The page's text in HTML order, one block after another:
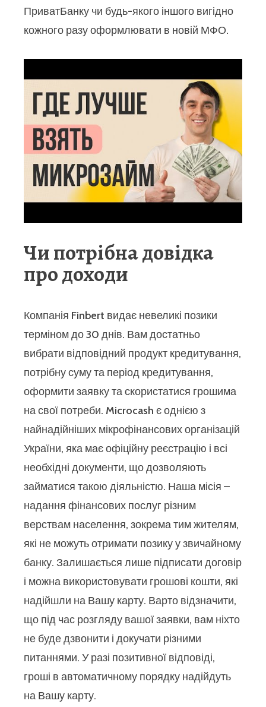
ПриватБанку чи будь-якого іншого вигідно
кожного разу оформлювати в новій МФО.
Чи потрібна довідка
про доходи
Компанія Finbert видає невеликі позики
терміном до 30 днів. Вам достатньо
вибрати відповідний продукт кредитування,
потрібну суму та період кредитування,
оформити заявку та скористатися грошима
на свої потреби. Microcash є однією з
найнадійніших мікрофінансових організацій
України, яка має офіційну реєстрацію і всі
необхідні документи, що дозволяють
займатися такою діяльністю. Наша місія –
надання фінансових послуг різним
верствам населення, зокрема тим жителям,
які не можуть отримати позику у звичайному
банку. Залишається лише підписати договір
і можна використовувати грошові кошти, які
надійшли на Вашу карту. Варто відзначити,
що під час розгляду вашої заявки, вам ніхто
не буде дзвонити і докучати різними
питаннями. У разі позитивної відповіді,
гроші в автоматичному порядку надійдуть
на Вашу карту.